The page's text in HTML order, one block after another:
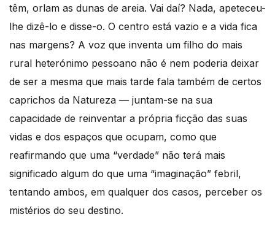
têm, orlam as dunas de areia. Vai daí? Nada, apeteceu-
lhe dizê-lo e disse-o. O centro está vazio e a vida fica
nas margens? A voz que inventa um filho do mais
rural heterónimo pessoano não é nem poderia deixar
de ser a mesma que mais tarde fala também de certos
caprichos da Natureza — juntam-se na sua
capacidade de reinventar a própria ficção das suas
vidas e dos espaços que ocupam, como que
reafirmando que uma “verdade” não terá mais
significado algum do que uma “imaginação” febril,
tentando ambos, em qualquer dos casos, perceber os
mistérios do seu destino.